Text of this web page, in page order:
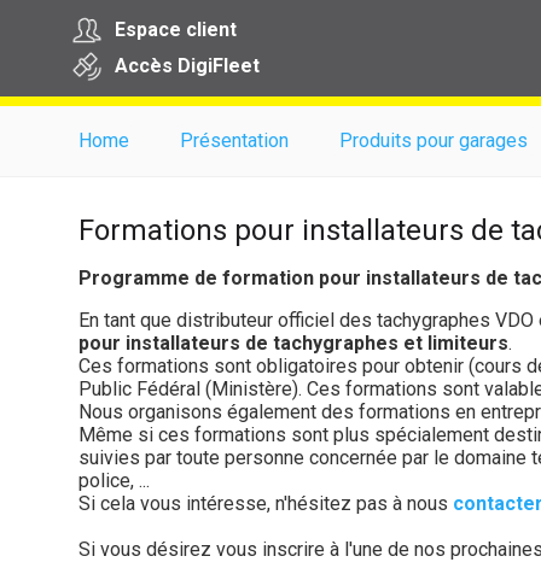
Espace client
Accès DigiFleet
Home Présentation Produits pour garages
Formations pour installateurs de
Programme de formation pour installateurs de
En tant que distributeur officiel des tachygraphes
pour installateurs de tachygraphes et limiteurs.
Ces formations sont obligatoires pour obtenir (cours
Public Fédéral (Ministère). Ces formations sont
Nous organisons également des formations en
Même si ces formations sont plus spécialement
suivies par toute personne concernée par le
police, ...
Si cela vous intéresse, n'hésitez pas à nous contacter
Si vous désirez vous inscrire à l'une de nos